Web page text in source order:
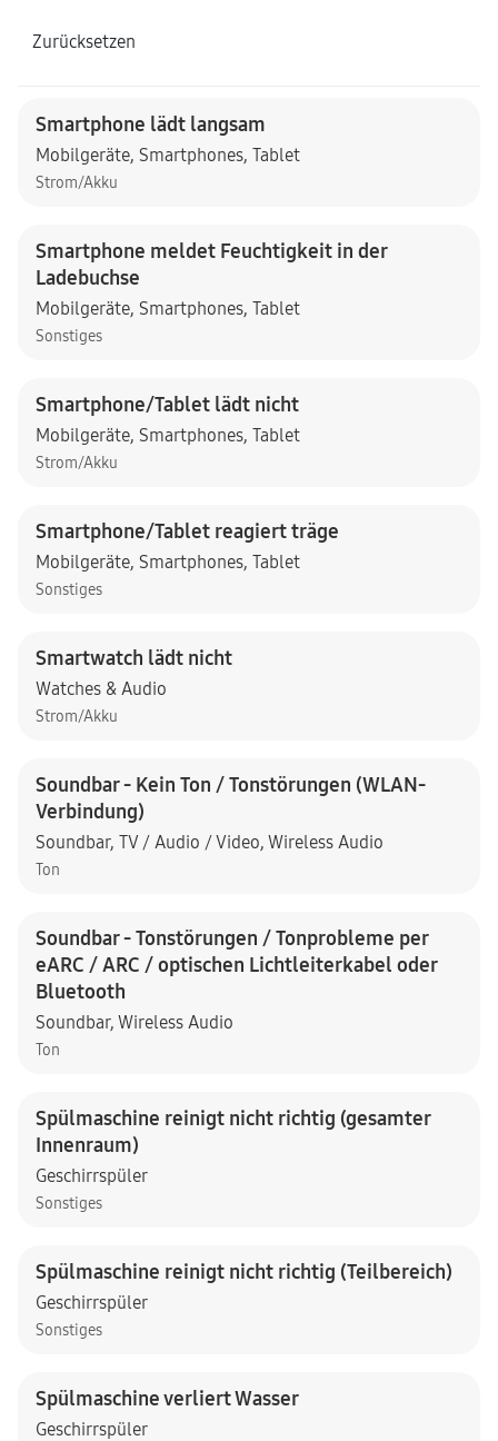
Zurücksetzen
Smartphone lädt langsam
Mobilgeräte, Smartphones, Tablet
Strom/Akku
Smartphone meldet Feuchtigkeit in der
Ladebuchse
Mobilgeräte, Smartphones, Tablet
Sonstiges
Smartphone/Tablet lädt nicht
Mobilgeräte, Smartphones, Tablet
Strom/Akku
Smartphone/Tablet reagiert träge
Mobilgeräte, Smartphones, Tablet
Sonstiges
Smartwatch lädt nicht
Watches & Audio
Strom/Akku
Soundbar - Kein Ton / Tonstörungen (WLAN-
Verbindung)
Soundbar, TV / Audio / Video, Wireless Audio
Ton
Soundbar - Tonstörungen / Tonprobleme per
eARC / ARC / optischen Lichtleiterkabel oder
Bluetooth
Soundbar, Wireless Audio
Ton
Spülmaschine reinigt nicht richtig (gesamter
Innenraum)
Geschirrspüler
Sonstiges
Spülmaschine reinigt nicht richtig (Teilbereich)
Geschirrspüler
Sonstiges
Spülmaschine verliert Wasser
Geschirrspüler